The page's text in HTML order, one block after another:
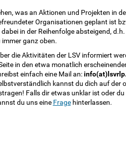
was an Aktionen und Projekten in
Organisationen geplant ist
in der Reihenfolge absteigend,
ganz oben.
die Aktivitäten der LSV informiert
in den etwa monatlich
einfach eine Mail an:
kannst du dich auf der
Falls dir etwas unklar ist oder du
du uns eine Fragehinterlassen.